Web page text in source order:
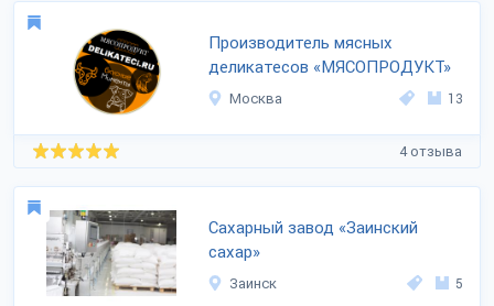
Производитель мясных
деликатесов «МЯСОПРОДУКТ»
Москва 13
4 отзыва
Сахарный завод «Заинский
сахар»
Заинск 5